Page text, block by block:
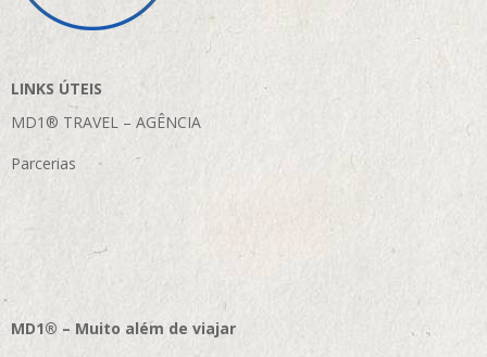
LINKS ÚTEIS
MD1® TRAVEL – AGÊNCIA
Parcerias
MD1® – Muito além de viajar